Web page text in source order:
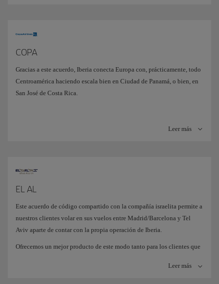
COPA
Gracias a este acuerdo, Iberia conecta Europa con, prácticamente, todo
Centroamérica haciendo escala bien en Ciudad de Panamá, o bien, en
San José de Costa Rica.
Leer más
EL AL
Este acuerdo de código compartido con la compañía israelita permite a
nuestros clientes volar en sus vuelos entre Madrid/Barcelona y Tel
Aviv aparte de contar con la propia operación de Iberia.
Ofrecemos un mejor producto de este modo tanto para los clientes que
Leer más